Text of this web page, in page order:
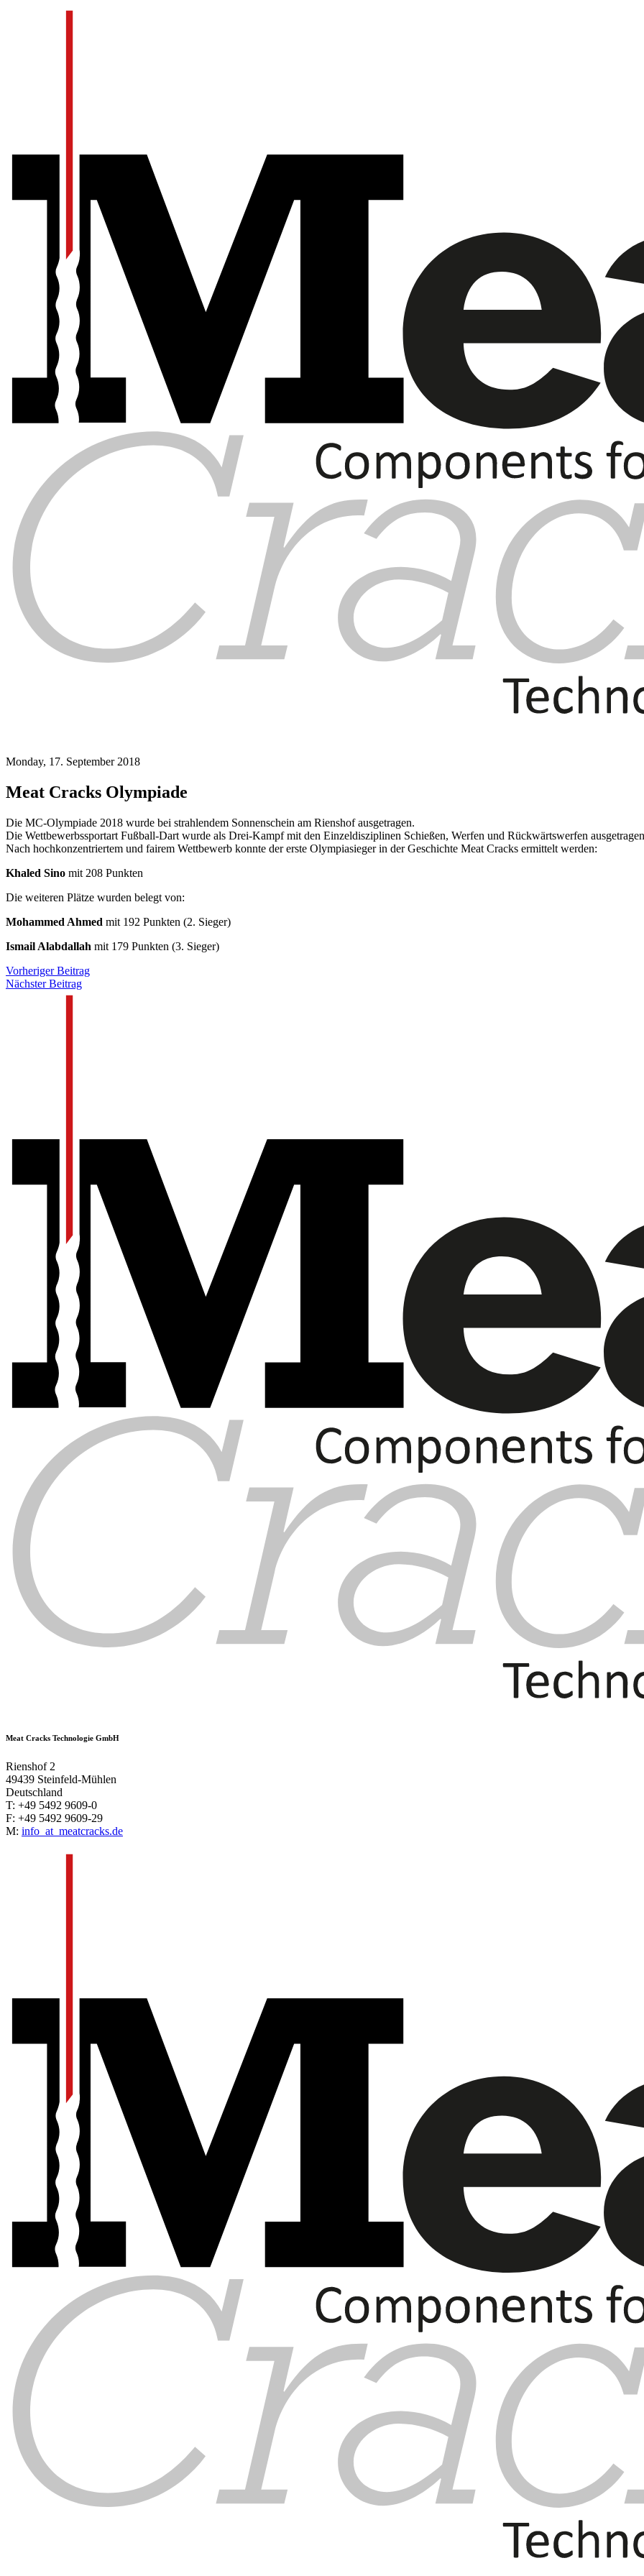
Monday, 17. September 2018
Meat Cracks Olympiade
Die MC-Olympiade 2018 wurde bei strahlendem Sonnenschein am Rienshof ausgetragen.
Die Wettbewerbssportart Fußball-Dart wurde als Drei-Kampf mit den Einzeldisziplinen Schießen, Werfen und Rückwärtswerfen
Nach hochkonzentriertem und fairem Wettbewerb konnte der erste Olympiasieger in der Geschichte Meat Cracks ermittelt werden:
Khaled Sino mit 208 Punkten
Die weiteren Plätze wurden belegt von:
Mohammed Ahmed mit 192 Punkten (2. Sieger)
Ismail Alabdallah mit 179 Punkten (3. Sieger)
Vorheriger Beitrag
Nächster Beitrag
Meat Cracks Technologie GmbH
Rienshof 2
49439 Steinfeld-Mühlen
Deutschland
T: +49 5492 9609-0
F: +49 5492 9609-29
M: info _at_ meatcracks.de